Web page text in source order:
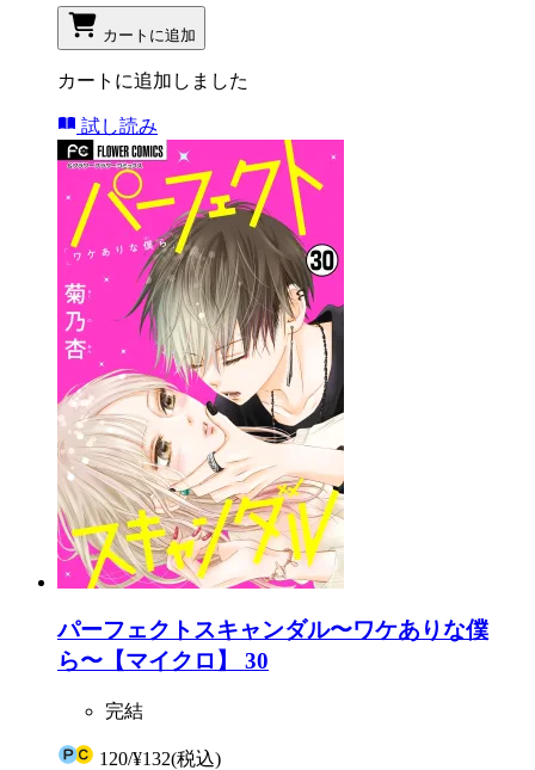
カートに追加
カートに追加しました
試し読み
パーフェクトスキャンダル〜ワケありな僕
ら〜【マイクロ】 30
完結
120/¥132(税込)